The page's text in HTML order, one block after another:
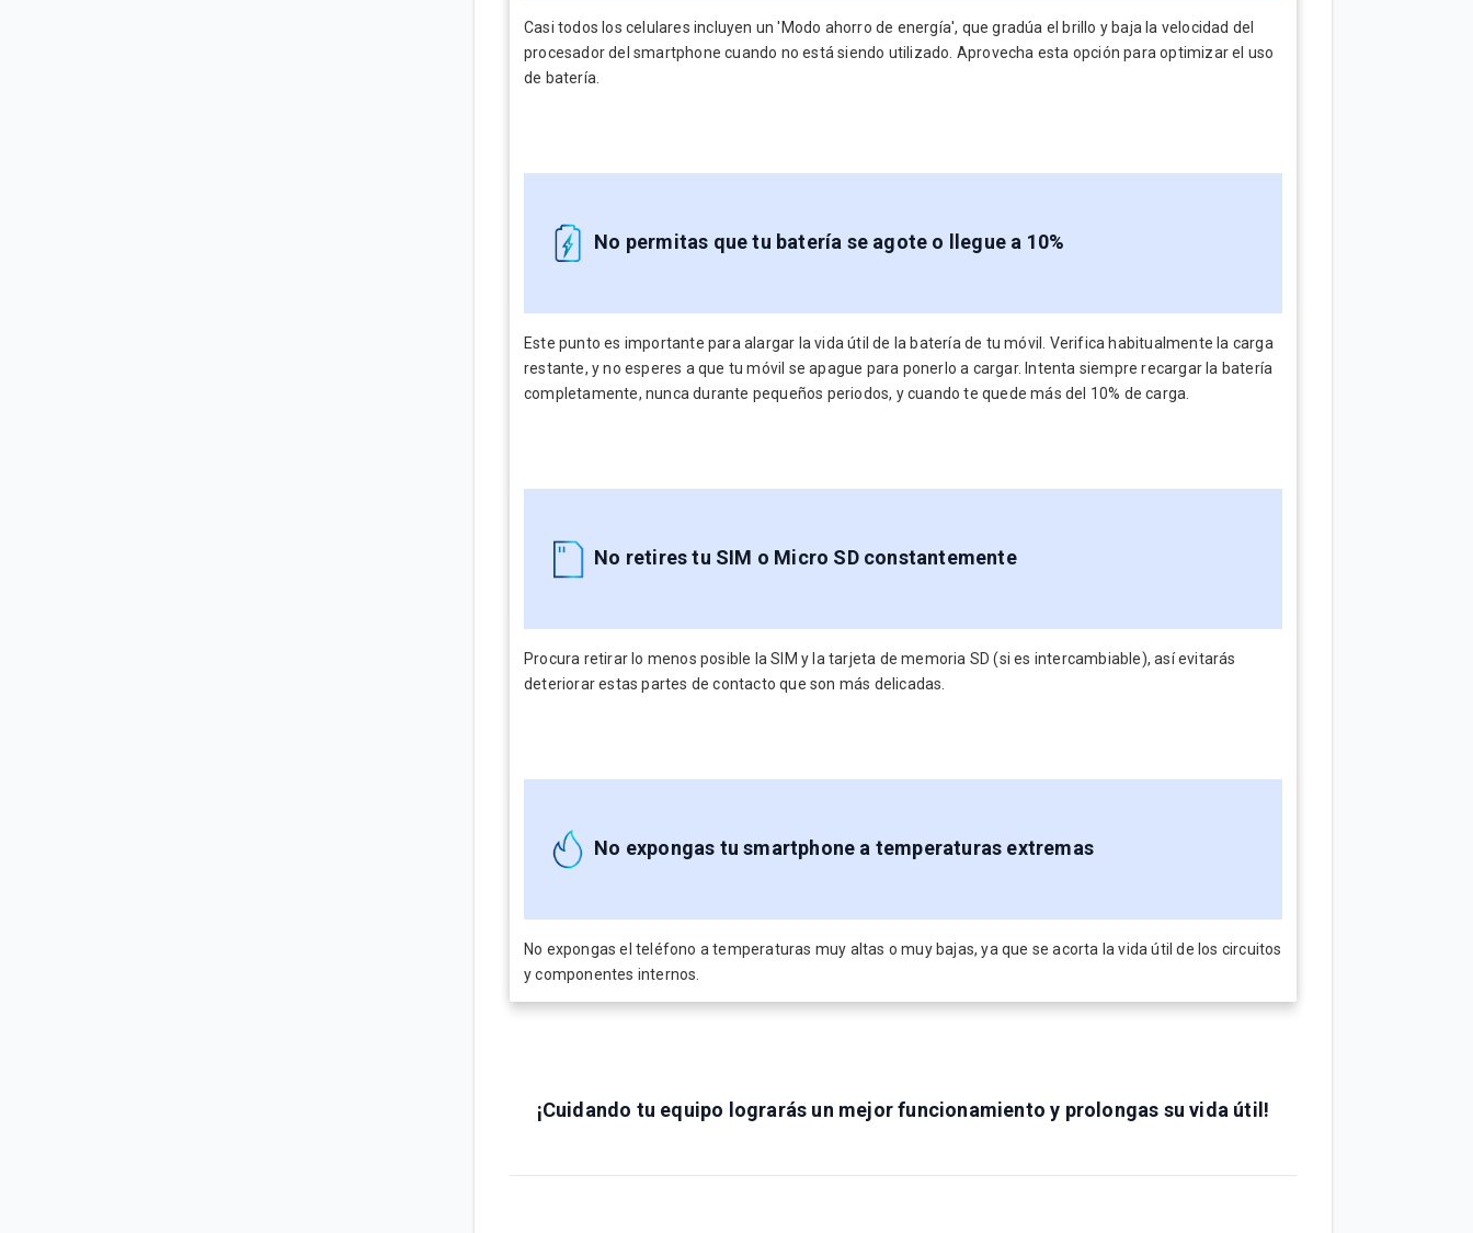
Casi todos los celulares incluyen un 'Modo ahorro de energía', que gradúa el brillo y baja la velocidad del
procesador del smartphone cuando no está siendo utilizado. Aprovecha esta opción para optimizar el uso
de batería.
No permitas que tu batería se agote o llegue a 10%
Este punto es importante para alargar la vida útil de la batería de tu móvil. Verifica habitualmente la carga
restante, y no esperes a que tu móvil se apague para ponerlo a cargar. Intenta siempre recargar la batería
completamente, nunca durante pequeños periodos, y cuando te quede más del 10% de carga.
No retires tu SIM o Micro SD constantemente
Procura retirar lo menos posible la SIM y la tarjeta de memoria SD (si es intercambiable), así evitarás
deteriorar estas partes de contacto que son más delicadas.
No expongas tu smartphone a temperaturas extremas
No expongas el teléfono a temperaturas muy altas o muy bajas, ya que se acorta la vida útil de los circuitos
y componentes internos.
¡Cuidando tu equipo lograrás un mejor funcionamiento y prolongas su vida útil!